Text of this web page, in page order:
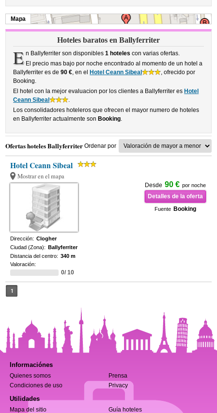
Mapa
Hoteles baratos en Ballyferriter
E n Ballyferriter son disponibles 1 hoteles con varias ofertas.
El precio mas bajo por noche encontrado al momento de un hotel a
Ballyferriter es de90 €, en el Hotel Ceann Sibeal
, ofrecido por
Booking.
El hotel con la mejor evaluacion por los clientes a Ballyferriter es Hotel
Ceann Sibeal
.
Los consolidadores hoteleros que ofrecen el mayor numero de hoteles
en Ballyferriter actualmente son Booking.
Ofertas hoteles Ballyferriter Ordenar por
Hotel Ceann Sibeal
Mostrar en el mapa
Desde 90 € por noche
Detalles de la oferta
Fuente Booking
Dirección: Clogher
Ciudad (Zona): Ballyferriter
Distancia del centro: 340 m
Valoración:
0/ 10
1
Informaciónes
Quienes somos
Prensa
Condiciones de uso
Privacy
Utilidades
Mapa del sitio Guía hoteles